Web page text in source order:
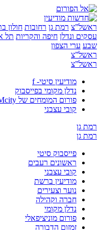
רמת גן רחובות חולון בת
ונדלן חיפה והקריות תל
ערי הצפון
מודיעין סיטי- f
נדלן מקומי בפייסבוק
פורום המומחים של Mcity
קובי עצבני
גן
גן
פייסבוק סיטי
ראשונים רעבים
קובי עצבני
מודיעין ברשת
נוער וצעירים
חברה וקהילה
נדלן מקומי
פורום מוניציפאלי
זמזום הדבורה